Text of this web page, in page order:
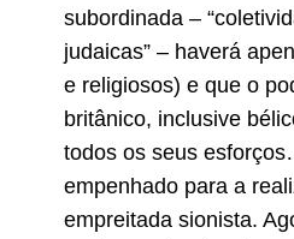
subordinada –
judaicas” – haverá
e religiosos) e que o
britânico, inclusive
todos os seus
empenhado para a
empreitada sionista.